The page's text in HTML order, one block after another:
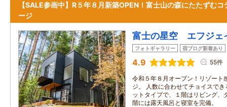
【SALE参画中】R５年８月新築OPEN！富士山の森にたたずむコ
ージ
富士の星空 エフジェ
フォトギャラリー 宿ブログ新着あり
4.9 55件
令和５年８月オープン！リゾート
ジ。 人数に合わせてチョイスで
ットタイプで、１階はリビング、
階には露天風呂と寝室を完備。